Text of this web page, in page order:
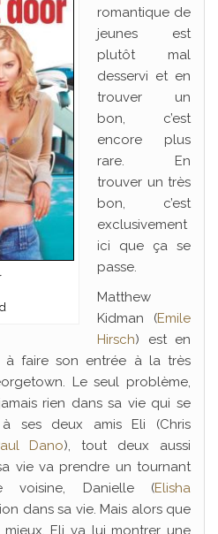
romantique de
jeunes est
plutôt mal
desservi et en
trouver un
bon, c’est
encore plus
rare. En
trouver un très
bon, c’est
exclusivement
ici que ça se
passe.
Matthew
Kidman (Emile
Hirsch) est en
à faire son entrée à la très
Le seul problème,
rien dans sa vie qui se
ses deux amis Eli (Chris
Dano), tout deux aussi
vie va prendre un tournant
voisine, Danielle (Elisha
dans sa vie. Mais alors que
Eli va lui montrer une